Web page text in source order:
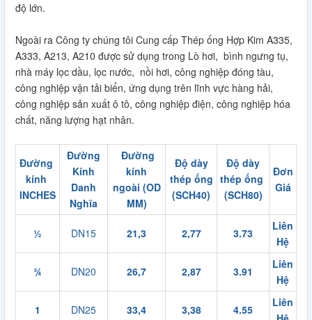
độ lớn.
Ngoài ra Công ty chúng tôi Cung cấp Thép ống Hợp Kim A335,
A333, A213, A210 được sử dụng trong Lò hơi, bình ngưng tụ,
nhà máy lọc dầu, lọc nước, nồi hơi, công nghiệp đóng tàu,
công nghiệp vận tải biển, ứng dụng trên lĩnh vực hàng hải,
công nghiệp sản xuất ô tô, công nghiệp điện, công nghiệp hóa
chất, năng lượng hạt nhân.
Đường
kính
INCHES
Đường
Kính
Danh
Nghĩa
Đường
kính
ngoài (OD
MM)
Độ dày
thép ống
(SCH40)
Độ dày
thép ống
(SCH80)
Đơn
Giá
½ DN15 21,3 2,77 3.73
Liên
Hệ
¾ DN20 26,7 2,87 3.91
Liên
Hệ
1 DN25 33,4 3,38 4.55
Liên